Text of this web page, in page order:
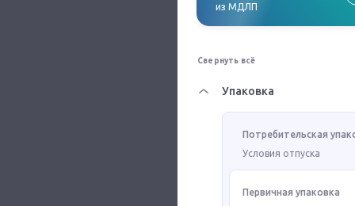
из МДЛП
Свернуть всё
Упаковка
Потребительская
Условия отпуска
Первичная упаковка